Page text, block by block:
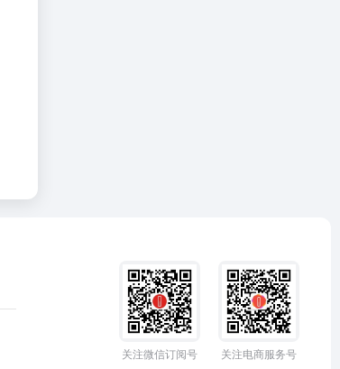
关注微信订阅号 关注电商服务号